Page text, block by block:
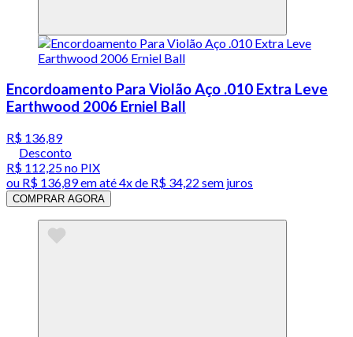
Encordoamento Para Violão Aço .010 Extra Leve
Earthwood 2006 Erniel Ball
R$ 136,89
Desconto
R$ 112,25no PIX
ou R$ 136,89em até4x de R$ 34,22 sem juros
COMPRAR AGORA